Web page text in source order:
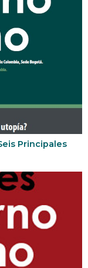
Principales